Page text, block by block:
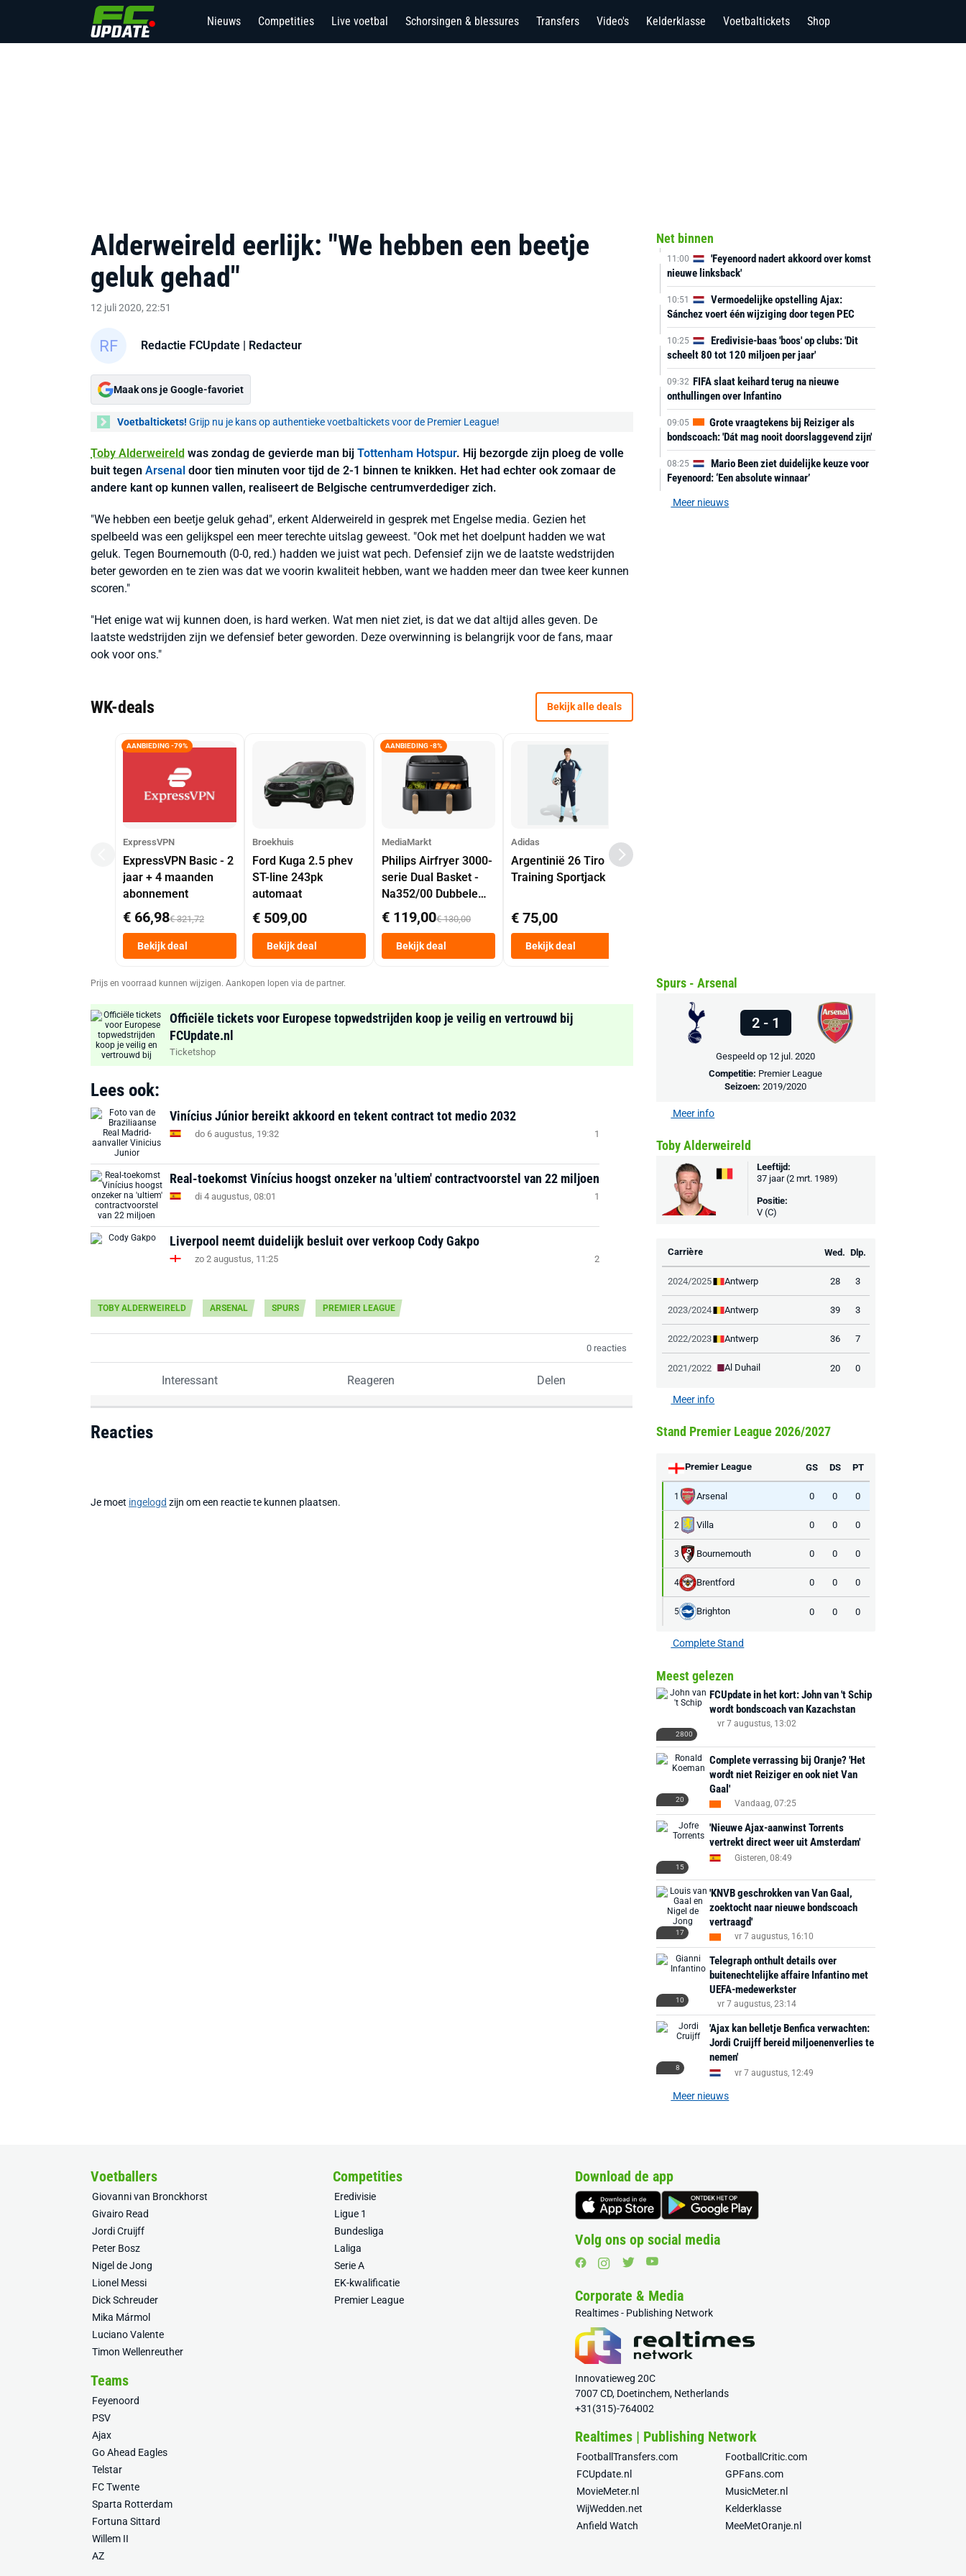
Nieuws Competities Live voetbal Schorsingen & blessures Transfers Video's Kelderklasse Voetbaltickets Shop
Alderweireld eerlijk: "We hebben een beetje
geluk gehad"
12 juli 2020, 22:51
Redactie FCUpdate | Redacteur
Maak ons je Google-favoriet
Voetbaltickets! Grijp nu je kans op authentieke voetbaltickets voor de Premier League!
Toby Alderweireld was zondag de gevierde man bij Tottenham Hotspur. Hij bezorgde zijn ploeg de volle
buit tegen Arsenal door tien minuten voor tijd de 2-1 binnen te knikken. Het had echter ook zomaar de
andere kant op kunnen vallen, realiseert de Belgische centrumverdediger zich.
"We hebben een beetje geluk gehad", erkent Alderweireld in gesprek met Engelse media. Gezien het
spelbeeld was een gelijkspel een meer terechte uitslag geweest. "Ook met het doelpunt hadden we wat
geluk. Tegen Bournemouth (0-0, red.) hadden we juist wat pech. Defensief zijn we de laatste wedstrijden
beter geworden en te zien was dat we voorin kwaliteit hebben, want we hadden meer dan twee keer kunnen
scoren."
"Het enige wat wij kunnen doen, is hard werken. Wat men niet ziet, is dat we dat altijd alles geven. De
laatste wedstrijden zijn we defensief beter geworden. Deze overwinning is belangrijk voor de fans, maar
ook voor ons."
WK-deals Bekijk alle deals
AANBIEDING -79%
ExpressVPN
ExpressVPN Basic - 2
jaar + 4 maanden
abonnement
€ 66,98€ 321,72
Bekijk deal
Broekhuis
Ford Kuga 2.5 phev
ST-line 243pk
automaat
€ 509,00
Bekijk deal
AANBIEDING -8%
MediaMarkt
Philips Airfryer 3000-
serie Dual Basket -
Na352/00 Dubbele
Mand 9 L Tot 6
Personen
Heteluchtfriteuse
Zwart
€ 119,00€ 130,00
Bekijk deal
Adidas
Argentinië 26 Tiro
Training Sportjack
€ 75,00
Bekijk deal
Prijs en voorraad kunnen wijzigen. Aankopen lopen via de partner.
Officiële tickets voor Europese topwedstrijden koop je veilig en vertrouwd bij
FCUpdate.nl
Ticketshop
Lees ook:
Vinícius Júnior bereikt akkoord en tekent contract tot medio 2032
do 6 augustus, 19:32 1
Real-toekomst Vinícius hoogst onzeker na 'ultiem' contractvoorstel van 22 miljoen
di 4 augustus, 08:01 1
Liverpool neemt duidelijk besluit over verkoop Cody Gakpo
zo 2 augustus, 11:25 2
TOBY ALDERWEIRELD ARSENAL SPURS PREMIER LEAGUE
0 reacties
Interessant Reageren Delen
Reacties
Je moet ingelogd zijn om een reactie te kunnen plaatsen.
Net binnen
11:00
'Feyenoord nadert akkoord over komst
nieuwe linksback'
10:51
Vermoedelijke opstelling Ajax:
Sánchez voert één wijziging door tegen PEC
10:25
Eredivisie-baas 'boos' op clubs: 'Dit
scheelt 80 tot 120 miljoen per jaar'
09:32 FIFA slaat keihard terug na nieuwe
onthullingen over Infantino
09:05
Grote vraagtekens bij Reiziger als
bondscoach: 'Dát mag nooit doorslaggevend zijn'
08:25
Mario Been ziet duidelijke keuze voor
Feyenoord: ‘Een absolute winnaar’
Meer nieuws
Spurs - Arsenal
2 - 1
Gespeeld op 12 jul. 2020
Competitie: Premier League
Seizoen:2019/2020
Meer info
Toby Alderweireld
Leeftijd:
37 jaar (2 mrt. 1989)
Positie:
V (C)
Carrière Wed. Dlp.
2024/2025 Antwerp 28 3
2023/2024 Antwerp 39 3
2022/2023 Antwerp 36 7
2021/2022 Al Duhail 20 0
Meer info
Stand Premier League 2026/2027
Premier League GS DS PT
1 Arsenal 0 0 0
2 Villa 0 0 0
3 Bournemouth 0 0 0
4 Brentford 0 0 0
5 Brighton 0 0 0
Complete Stand
Meest gelezen
2800
FCUpdate in het kort: John van 't Schip
wordt bondscoach van Kazachstan
vr 7 augustus, 13:02
20
Complete verrassing bij Oranje? 'Het
wordt niet Reiziger en ook niet Van
Gaal'
Vandaag, 07:25
15
'Nieuwe Ajax-aanwinst Torrents
vertrekt direct weer uit Amsterdam'
Gisteren, 08:49
17
'KNVB geschrokken van Van Gaal,
zoektocht naar nieuwe bondscoach
vertraagd'
vr 7 augustus, 16:10
10
Telegraph onthult details over
buitenechtelijke affaire Infantino met
UEFA-medewerkster
vr 7 augustus, 23:14
8
'Ajax kan belletje Benfica verwachten:
Jordi Cruijff bereid miljoenenverlies te
nemen'
vr 7 augustus, 12:49
Meer nieuws
Voetballers
Giovanni van Bronckhorst
Givairo Read
Jordi Cruijff
Peter Bosz
Nigel de Jong
Lionel Messi
Dick Schreuder
Mika Mármol
Luciano Valente
Timon Wellenreuther
Competities
Eredivisie
Ligue 1
Bundesliga
Laliga
Serie A
EK-kwalificatie
Premier League
Teams
Feyenoord
PSV
Ajax
Go Ahead Eagles
Telstar
FC Twente
Sparta Rotterdam
Fortuna Sittard
Willem II
AZ
Download de app
Volg ons op social media
Corporate & Media
Realtimes - Publishing Network
Innovatieweg 20C
7007 CD, Doetinchem, Netherlands
+31(315)-764002
Realtimes | Publishing Network
FootballTransfers.com
FootballCritic.com
FCUpdate.nl
GPFans.com
MovieMeter.nl
MusicMeter.nl
WijWedden.net
Kelderklasse
Anfield Watch
MeeMetOranje.nl